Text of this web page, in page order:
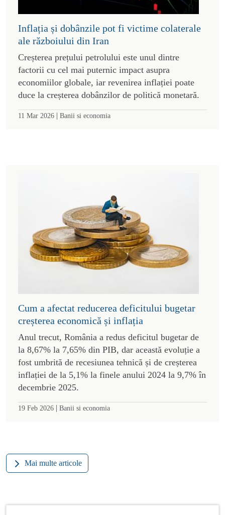
Inflația și dobânzile pot fi victime colaterale
ale războiului din Iran
Creșterea prețului petrolului este unul dintre
factorii cu cel mai puternic impact asupra
economiilor globale, iar revenirea inflației poate
duce la creșterea dobânzilor de politică monetară.
11 Mar 2026 | Banii si economia
Cum a afectat reducerea deficitului bugetar
creșterea economică și inflația
Anul trecut, România a redus deficitul bugetar de
la 8,67% la 7,65% din PIB, dar această evoluție a
fost umbrită de recesiunea tehnică și de creșterea
inflației de la 5,1% la finele anului 2024 la 9,7% în
decembrie 2025.
19 Feb 2026 | Banii si economia
Mai multe articole